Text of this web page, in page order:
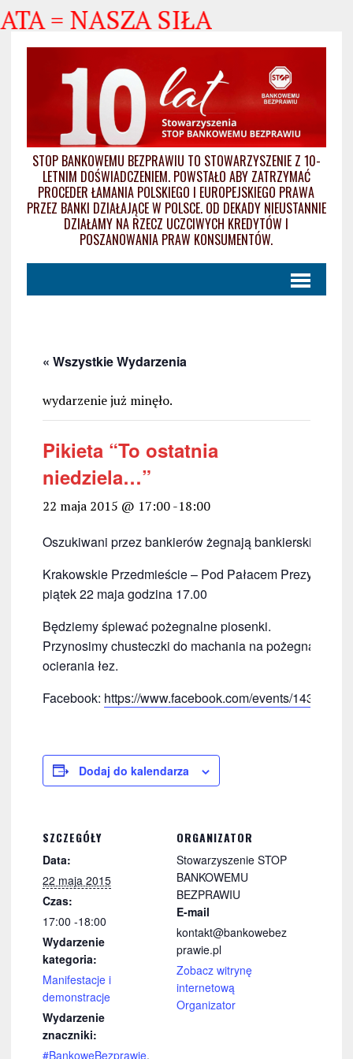
= NASZA SIŁA
STOP BANKOWEMU BEZPRAWIU TO STOWARZYSZENIE Z 10-
LETNIM DOŚWIADCZENIEM. POWSTAŁO ABY ZATRZYMAĆ
PROCEDER ŁAMANIA POLSKIEGO I EUROPEJSKIEGO PRAWA
PRZEZ BANKI DZIAŁAJĄCE W POLSCE. OD DEKADY NIEUSTANNIE
DZIAŁAMY NA RZECZ UCZCIWYCH KREDYTÓW I
POSZANOWANIA PRAW KONSUMENTÓW.
« Wszystkie Wydarzenia
wydarzenie już minęło.
Pikieta “To ostatnia
niedziela…”
22 maja 2015 @ 17:00-18:00
Oszukiwani przez bankierów żegnają bankierskiego
Krakowskie Przedmieście – Pod Pałacem
piątek 22 maja godzina 17.00
Będziemy śpiewać pożegnalne piosenki.
Przynosimy chusteczki do machania na pożegnanie i
ocierania łez.
Facebook: https://www.facebook.com/events/
Dodaj do kalendarza
SZCZEGÓŁY
Data:
22 maja 2015
Czas:
17:00 -18:00
Wydarzenie
kategoria:
Manifestacje i
demonstracje
Wydarzenie
znaczniki:
#BankoweBezprawie,
ORGANIZATOR
Stowarzyszenie STOP
BANKOWEMU
BEZPRAWIU
E-mail
kontakt@bankowebez
prawie.pl
Zobacz witrynę
internetową
Organizator